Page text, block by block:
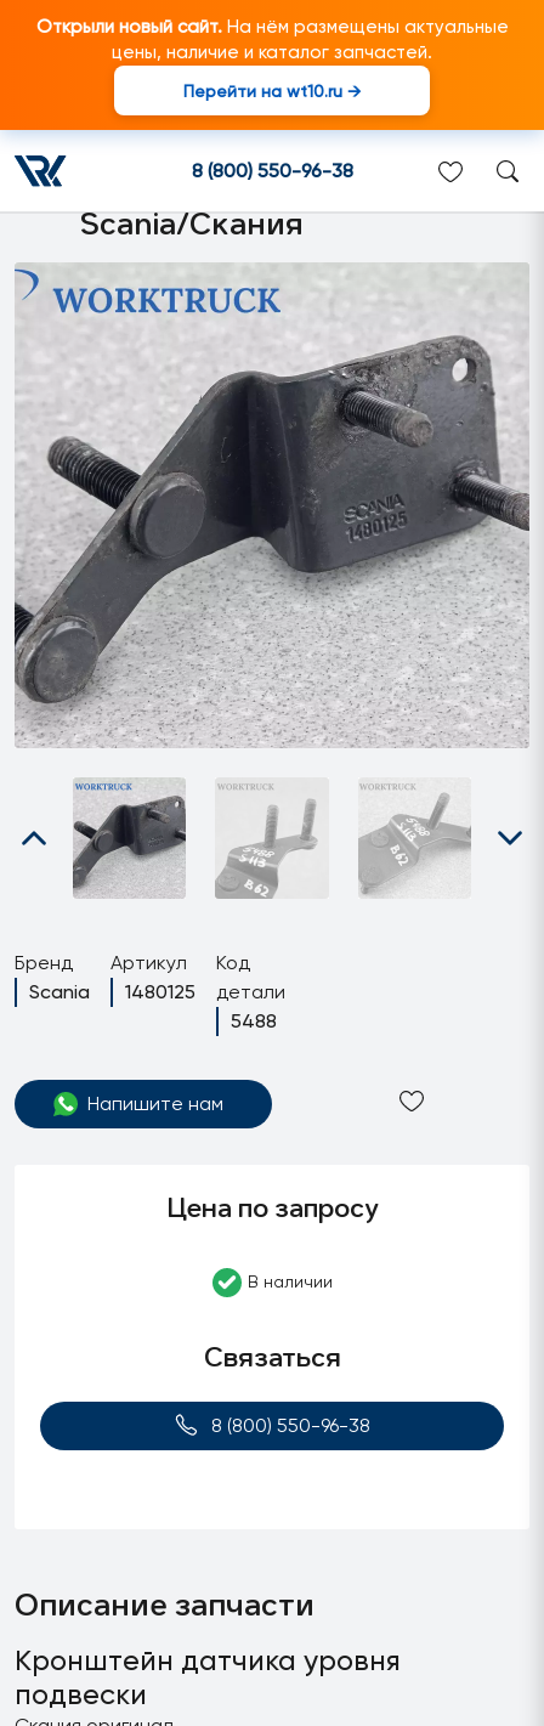
Открыли новый сайт.На нём размещены актуальные
цены, наличие и каталог запчастей.
Перейти на wt10.ru →
8 (800) 550-96-38
1480125 Кронштейн датчика
уровня подвески подходит
для грузовиков марки
Scania/Скания
Бренд
Scania
Артикул
1480125
Код
детали
5488
Напишите нам
Цена по запросу
В наличии
Связаться
8 (800) 550-96-38
Описание запчасти
Кронштейн датчика уровня
подвески